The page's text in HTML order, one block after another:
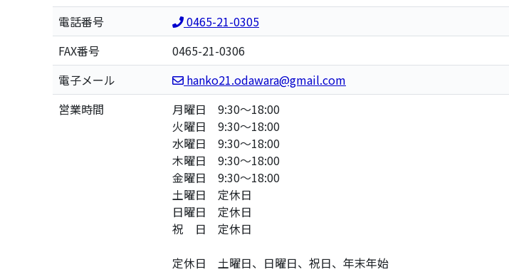
電話番号
0465-21-0305
FAX番号
0465-21-0306
電子メール
hanko21.odawara@gmail.com
営業時間
月曜日 9:30～18:00
火曜日 9:30～18:00
水曜日 9:30～18:00
木曜日 9:30～18:00
金曜日 9:30～18:00
土曜日 定休日
日曜日 定休日
祝 日 定休日
定休日 土曜日、日曜日、祝日、年末年始